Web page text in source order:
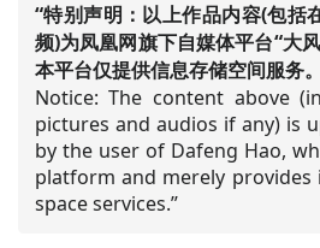
“特别声明：以上作品内容(包括
频)为凤凰网旗下自媒体平台“大
本平台仅提供信息存储空间服务。
Notice: The content above
pictures and audios if any) is
by the user of Dafeng Hao,
platform and merely
space services.”